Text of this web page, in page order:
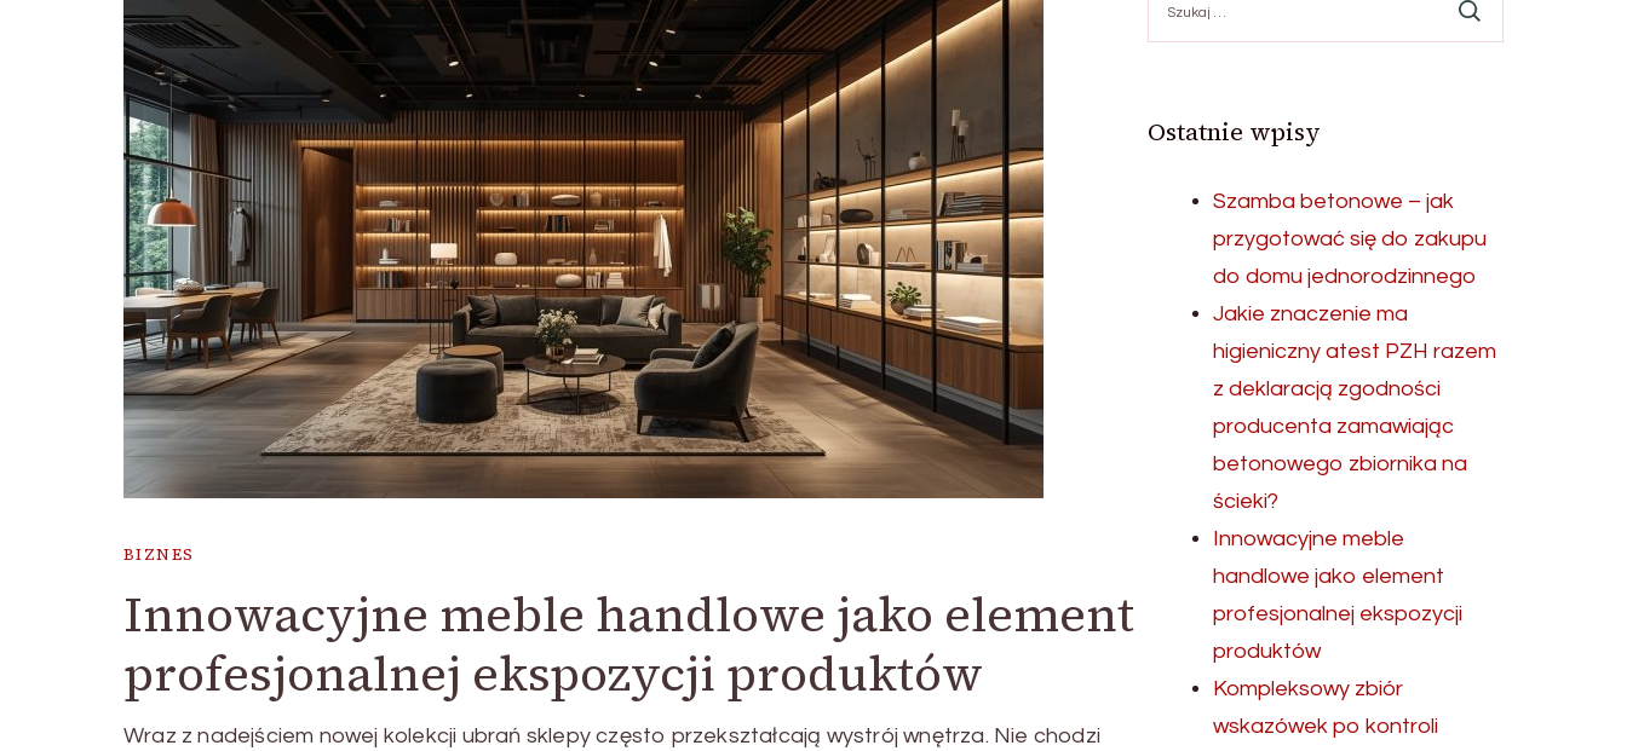
BIZNES
Innowacyjne meble handlowe jako element
profesjonalnej ekspozycji produktów
Wraz z nadejściem nowej kolekcji ubrań sklepy często przekształcają wystrój wnętrza. Nie chodzi
Ostatnie wpisy
Szamba betonowe – jak
przygotować się do zakupu
do domu jednorodzinnego
Jakie znaczenie ma
higieniczny atest PZH razem
z deklaracją zgodności
producenta zamawiając
betonowego zbiornika na
ścieki?
Innowacyjne meble
handlowe jako element
profesjonalnej ekspozycji
produktów
Kompleksowy zbiór
wskazówek po kontroli